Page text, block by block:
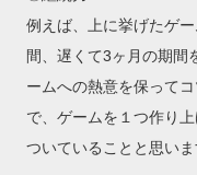
例えば、上に挙げたゲ
間、遅くて3ヶ月の期間
ームへの熱意を保って
で、ゲームを１つ作り
ついていることと思いま